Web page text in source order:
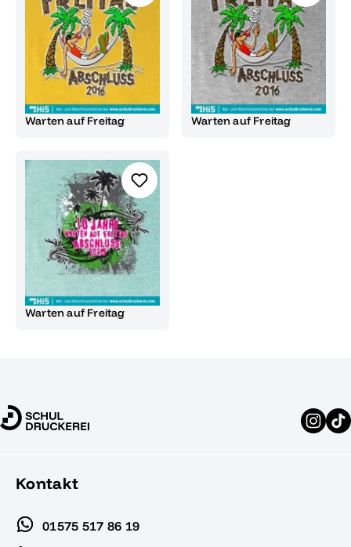
Warten auf Freitag Warten auf Freitag
Warten auf Freitag
Kontakt
01575 517 86 19